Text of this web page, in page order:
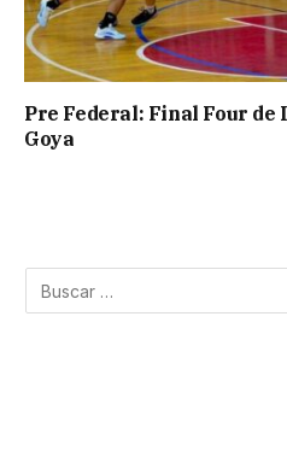
Pre Federal: Final Four
Goya